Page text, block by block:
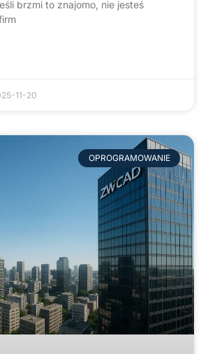
brzmi to znajomo, nie jesteś
11-20
OPROGRAMOWANIE